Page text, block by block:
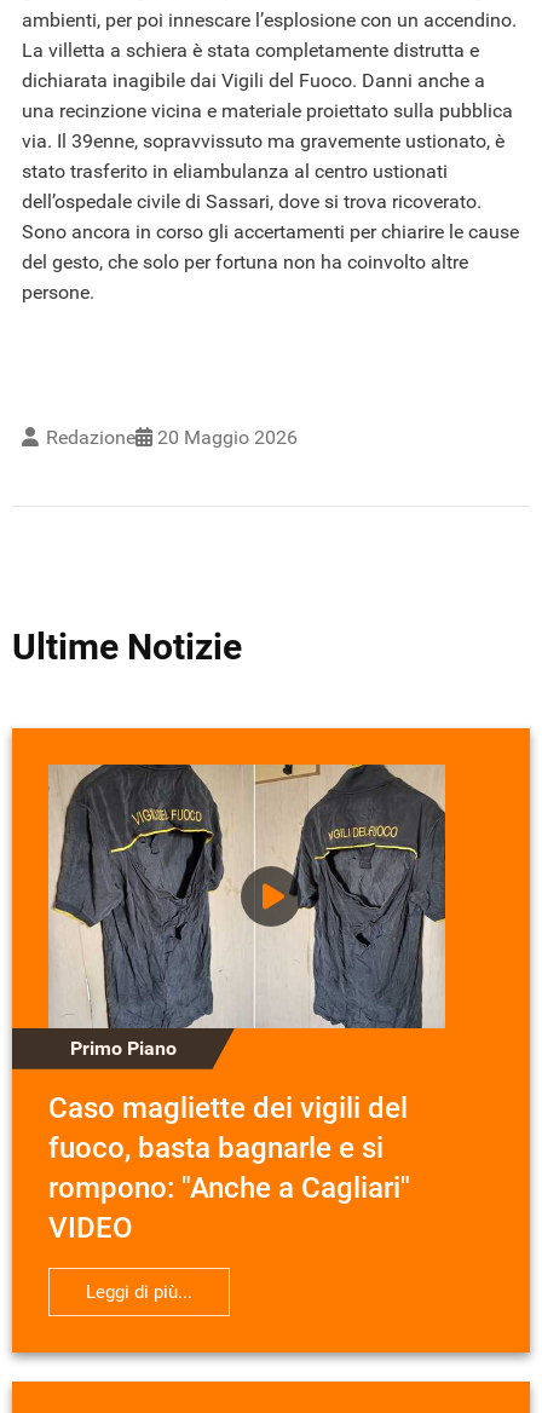
ambienti, per poi innescare l’esplosione con un accendino.
La villetta a schiera è stata completamente distrutta e
dichiarata inagibile dai Vigili del Fuoco. Danni anche a
una recinzione vicina e materiale proiettato sulla pubblica
via. Il 39enne, sopravvissuto ma gravemente ustionato, è
stato trasferito in eliambulanza al centro ustionati
dell’ospedale civile di Sassari, dove si trova ricoverato.
Sono ancora in corso gli accertamenti per chiarire le cause
del gesto, che solo per fortuna non ha coinvolto altre
persone.
Redazione 20 Maggio 2026
Ultime Notizie
Primo Piano
Caso magliette dei vigili del
fuoco, basta bagnarle e si
rompono: "Anche a Cagliari"
VIDEO
Leggi di più...